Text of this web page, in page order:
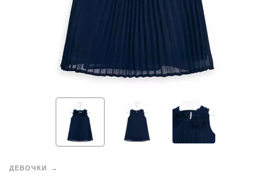
ДЕВОЧКИ